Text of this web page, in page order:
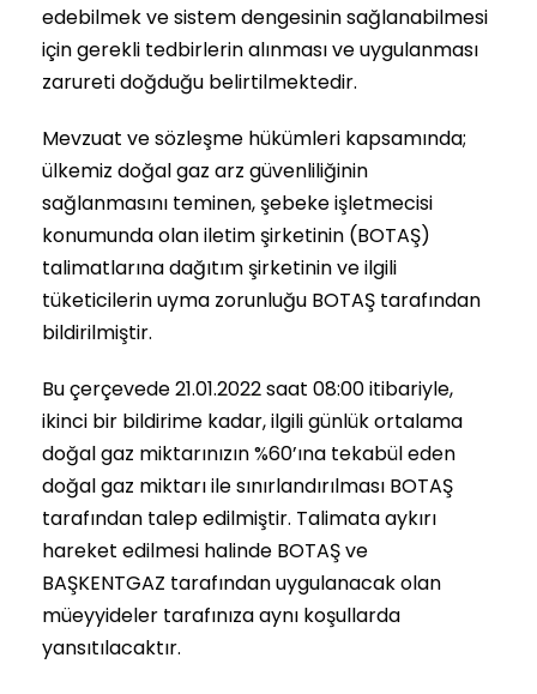
edebilmek ve sistem dengesinin sağlanabilmesi
için gerekli tedbirlerin alınması ve uygulanması
zarureti doğduğu belirtilmektedir.
Mevzuat ve sözleşme hükümleri kapsamında;
ülkemiz doğal gaz arz güvenliliğinin
sağlanmasını teminen, şebeke işletmecisi
konumunda olan iletim şirketinin (BOTAŞ)
talimatlarına dağıtım şirketinin ve ilgili
tüketicilerin uyma zorunluğu BOTAŞ tarafından
bildirilmiştir.
Bu çerçevede 21.01.2022 saat 08:00 itibariyle,
ikinci bir bildirime kadar, ilgili günlük ortalama
doğal gaz miktarınızın %60’ına tekabül eden
doğal gaz miktarı ile sınırlandırılması BOTAŞ
tarafından talep edilmiştir. Talimata aykırı
hareket edilmesi halinde BOTAŞ ve
BAŞKENTGAZ tarafından uygulanacak olan
müeyyideler tarafınıza aynı koşullarda
yansıtılacaktır.